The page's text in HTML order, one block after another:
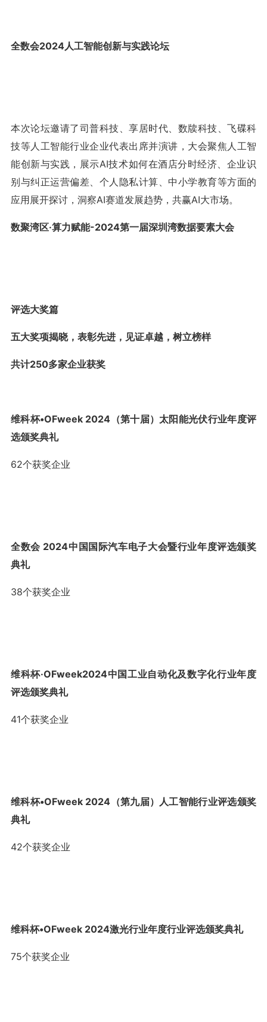
全数会2024人工智能创新与实践论坛
本次论坛邀请了司普科技、享居时代、数牍科技、飞碟科
技等人工智能行业企业代表出席并演讲，大会聚焦人工智
能创新与实践，展示AI技术如何在酒店分时经济、企业识
别与纠正运营偏差、个人隐私计算、中小学教育等方面的
应用展开探讨，洞察AI赛道发展趋势，共赢AI大市场。
数聚湾区·算力赋能-2024第一届深圳湾数据要素大会
评选大奖篇
五大奖项揭晓，表彰先进，见证卓越，树立榜样
共计250多家企业获奖
维科杯•OFweek 2024（第十届）太阳能光伏行业年度评
选颁奖典礼
62个获奖企业
全数会 2024中国国际汽车电子大会暨行业年度评选颁奖
典礼
38个获奖企业
维科杯·OFweek2024中国工业自动化及数字化行业年度
评选颁奖典礼
41个获奖企业
维科杯•OFweek 2024（第九届）人工智能行业评选颁奖
典礼
42个获奖企业
维科杯•OFweek 2024激光行业年度行业评选颁奖典礼
75个获奖企业